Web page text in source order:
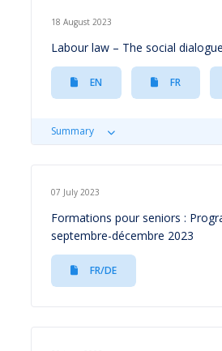
18 August 2023
Labour law – The social
EN FR
Summary
07 July 2023
Formations pour seniors :
septembre-décembre 2023
FR/DE